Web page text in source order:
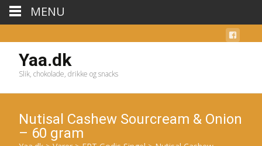
Yaa.dk
Slik, chokolade, drikke og snacks
Nutisal Cashew Sourcream & Onion
– 60 gram
MENU